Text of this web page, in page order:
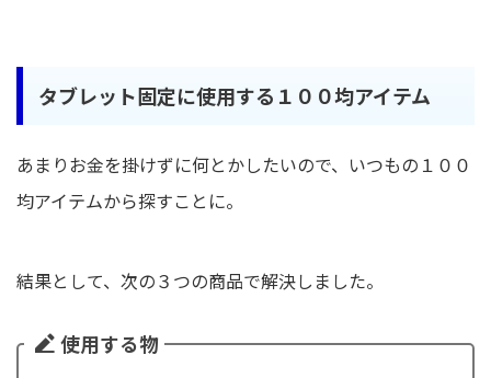
タブレット固定に使用する１００均アイテム
あまりお金を掛けずに何とかしたいので、いつもの１００
均アイテムから探すことに。
結果として、次の３つの商品で解決しました。
使用する物